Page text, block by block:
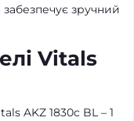
зручний
Vitals
AKZ 1830c BL – 1